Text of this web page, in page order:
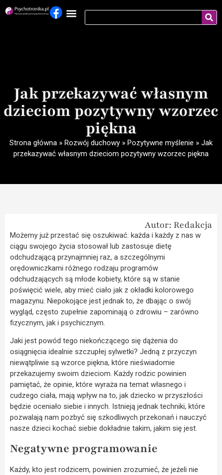
Jak przekazywać własnym
dzieciom pozytywny wzorzec
piękna
Strona główna » Rozwój duchowy » Pozytywne myślenie » Jak
przekazywać własnym dzieciom pozytywny wzorzec piękna
Autor: Redakcja
Możemy już przestać się oszukiwać: każda i każdy z nas w
ciągu swojego życia stosował lub zastosuje dietę
odchudzającą przynajmniej raz, a szczególnymi
orędowniczkami różnego rodzaju programów
odchudzających są młode kobiety, które są w stanie
poświęcić wiele, aby mieć ciało jak z okładki kolorowego
magazynu. Niepokojące jest jednak to, że dbając o swój
wygląd, często zupełnie zapominają o zdrowiu – zarówno
fizycznym, jak i psychicznym.
Jaki jest powód tego niekończącego się dążenia do
osiągnięcia idealnie szczupłej sylwetki? Jedną z przyczyn
niewątpliwie są wzorce piękna, które nieświadomie
przekazujemy swoim dzieciom. Każdy rodzic powinien
pamiętać, że opinie, które wyraża na temat własnego i
cudzego ciała, mają wpływ na to, jak dziecko w przyszłości
będzie oceniało siebie i innych. Istnieją jednak techniki, które
pozwalają nam pozbyć się szkodliwych przekonań i nauczyć
nasze dzieci kochać siebie dokładnie takim, jakim się jest.
Negatywne programowanie
Każdy, kto jest rodzicem, powinien zrozumieć, że jeżeli nie